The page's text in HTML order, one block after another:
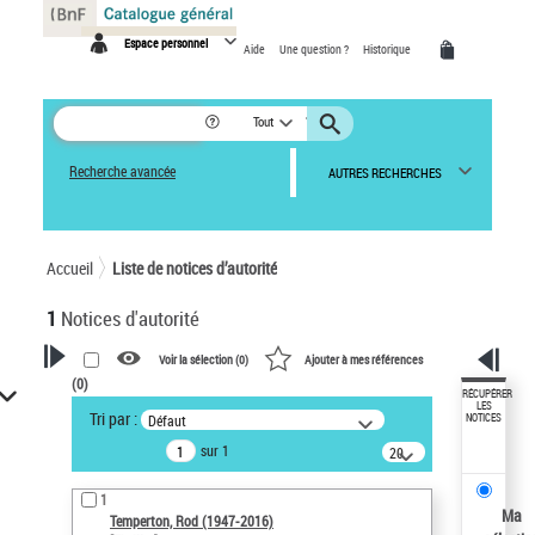
Espace personnel Aide Une question ? Historique
Tout
Recherche avancée AUTRES RECHERCHES
Accueil Liste de notices d’autorité
1 Notices d'autorité
VOTRE RECHERCHE
Recherche avancée dans les
notices d’autorité
Œuvres liées à l'auteur :
Temperton, Rod (1947-2016)
Voir la sélection (0) Ajouter à mes références
(0)
Tri par : Défaut
sur 1
20
résultats/page
1
Temperton, Rod (1947-2016)
RÉCUPÉRER
LES
NOTICES
Ma
Panneau de gestion des cookies